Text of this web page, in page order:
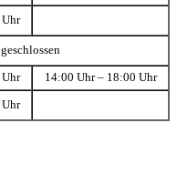
geschlossen
14:00 Uhr – 18:00 Uhr